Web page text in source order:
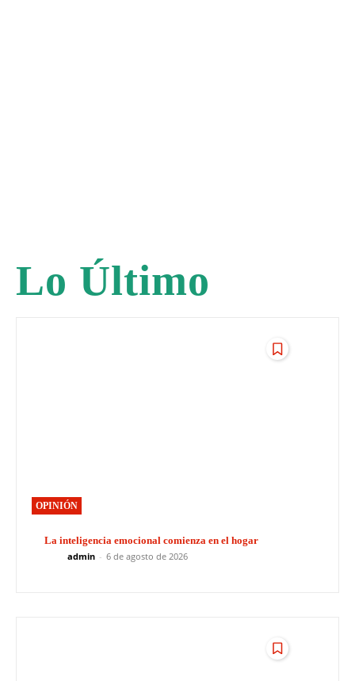
Lo Último
OPINIÓN
La inteligencia emocional comienza en el hogar
admin - 6 de agosto de 2026